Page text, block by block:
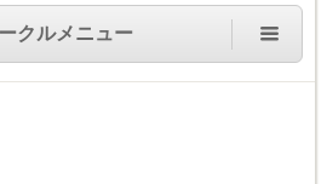
クルメニュー